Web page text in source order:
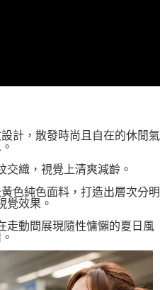
計，散發時尚且自在的休閒氣
交織，視覺上清爽減齡。
色純色面料，打造出層次分明
覺效果。
走動間展現隨性慵懶的夏日風